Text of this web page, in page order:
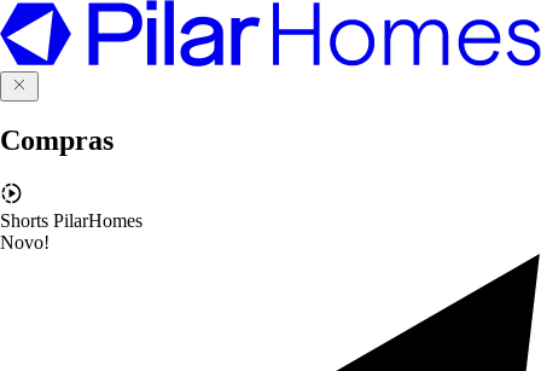
Compras
Shorts PilarHomes
Novo!